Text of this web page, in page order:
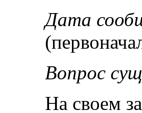
Дата
Вопрос
На своем